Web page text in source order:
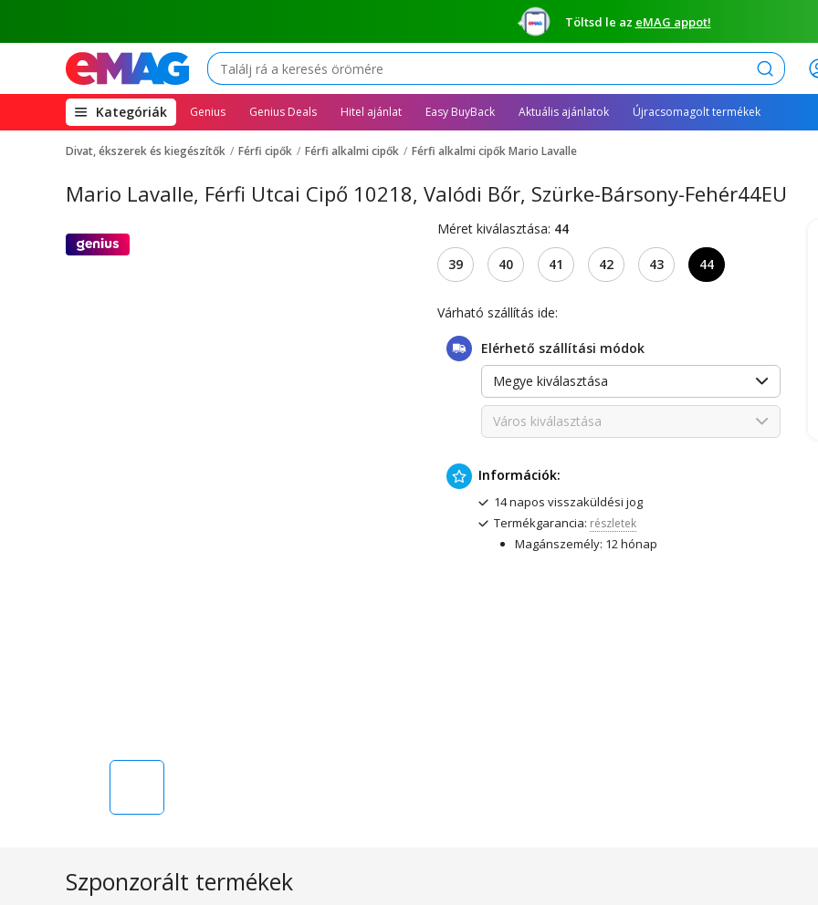
Töltsd le az eMAG appot!
Keresés
Kategóriák(open
megamenu)
Genius Genius Deals Hitel ajánlat Easy BuyBack Aktuális ajánlatok Újracsomagolt termékek
Divat, ékszerek és kiegészítők Férfi cipők Férfi alkalmi cipők Férfi alkalmi cipők Mario Lavalle
Mario Lavalle, Férfi Utcai Cipő 10218, Valódi Bőr, Szürke-Bársony-Fehér44EU
Méret kiválasztása: 44
39 40 41 42 43 44
Várható szállítás ide:
Elérhető szállítási módok
Megye kiválasztása
Város kiválasztása
Információk:
14 napos visszaküldési jog
Termékgarancia: részletek
Magánszemély: 12 hónap
Szponzorált termékek